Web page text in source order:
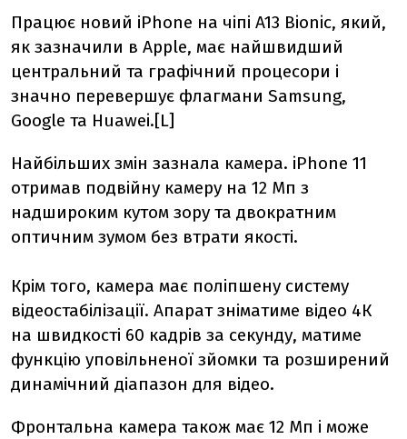
Працює новий іPhone на чіпі A13 Bionic, який,
як зазначили в Apple, має найшвидший
центральний та графічний процесори і
значно перевершує флагмани Samsung,
Google та Huawei.[L]
Найбільших змін зазнала камера. iPhone 11
отримав подвійну камеру на 12 Мп з
надшироким кутом зору та двократним
оптичним зумом без втрати якості.
Крім того, камера має поліпшену систему
відеостабілізації. Апарат зніматиме відео 4К
на швидкості 60 кадрів за секунду, матиме
функцію уповільненої зйомки та розширений
динамічний діапазон для відео.
Фронтальна камера також має 12 Мп і може